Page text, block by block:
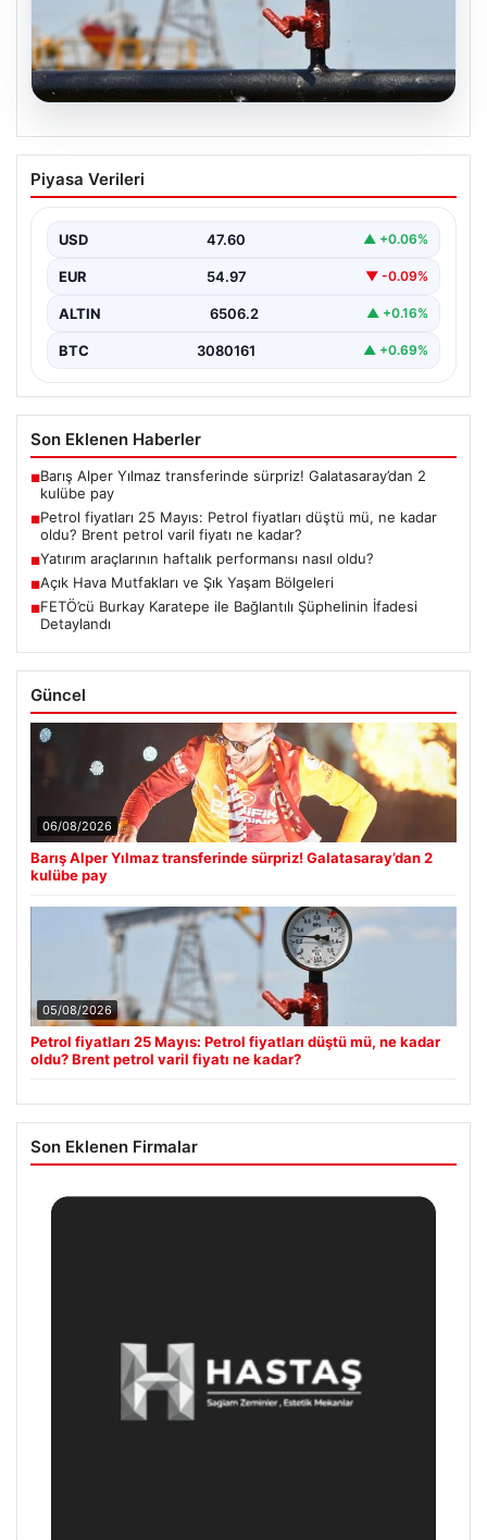
Petrol fiyatları 25 Mayıs: Petrol fiyatları
düştü mü, ne kadar oldu? Brent petrol
Piyasa Verileri
USD 47.60 ▲ +0.06%
EUR 54.97 ▼ -0.09%
ALTIN 6506.2 ▲ +0.16%
BTC 3080161 ▲ +0.69%
Son Eklenen Haberler
■Barış Alper Yılmaz transferinde sürpriz! Galatasaray’dan 2
kulübe pay
■Petrol fiyatları 25 Mayıs: Petrol fiyatları düştü mü, ne kadar
oldu? Brent petrol varil fiyatı ne kadar?
■Yatırım araçlarının haftalık performansı nasıl oldu?
■Açık Hava Mutfakları ve Şık Yaşam Bölgeleri
■FETÖ’cü Burkay Karatepe ile Bağlantılı Şüphelinin İfadesi
Detaylandı
Güncel
06/08/2026
Barış Alper Yılmaz transferinde sürpriz! Galatasaray’dan 2
kulübe pay
05/08/2026
Petrol fiyatları 25 Mayıs: Petrol fiyatları düştü mü, ne kadar
oldu? Brent petrol varil fiyatı ne kadar?
Son Eklenen Firmalar